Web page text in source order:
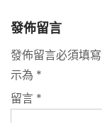
發佈留言
發佈留言必須填
示為 *
留言 *